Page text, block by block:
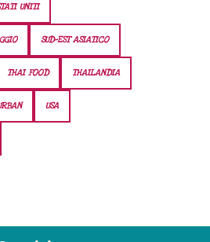
UNITI
SUD-EST ASIATICO
THAI FOOD THAILANDIA
USA